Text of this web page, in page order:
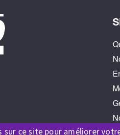
sur ce site pour améliorer